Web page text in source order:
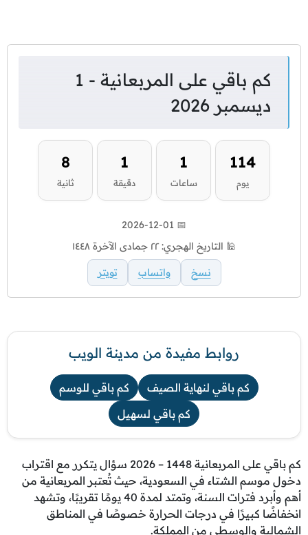
كم باقي على المربعانية - 1
ديسمبر 2026
114
يوم
1
ساعات
1
دقيقة
8
ثانية
📅 2026-12-01
🕌 التاريخ الهجري: ٢٢ جمادى الآخرة ١٤٤٨
نسخ واتساب تويتر
روابط مفيدة من مدينة الويب
كم باقي لنهاية الصيف
كم باقي للوسم
كم باقي لسهيل
كم باقي على المربعانية 1448 – 2026 سؤال يتكرر مع اقتراب
دخول موسم الشتاء في السعودية، حيث تُعتبر المربعانية من
أهم وأبرد فترات السنة، وتمتد لمدة 40 يومًا تقريبًا، وتشهد
انخفاضًا كبيرًا في درجات الحرارة خصوصًا في المناطق
الشمالية والوسطى من المملكة.